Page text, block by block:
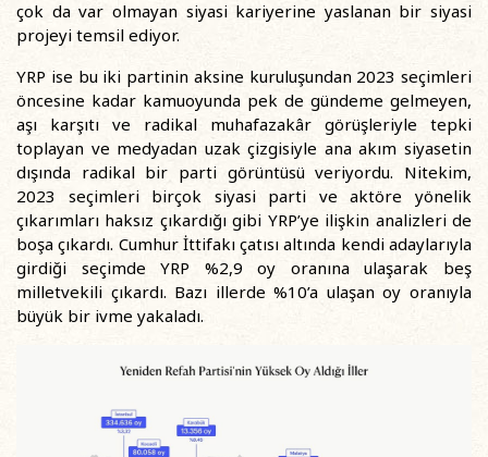
çok da var olmayan siyasi kariyerine yaslanan bir siyasi
projeyi temsil ediyor.
YRP ise bu iki partinin aksine kuruluşundan 2023 seçimleri
öncesine kadar kamuoyunda pek de gündeme gelmeyen,
aşı karşıtı ve radikal muhafazakâr görüşleriyle tepki
toplayan ve medyadan uzak çizgisiyle ana akım siyasetin
dışında radikal bir parti görüntüsü veriyordu. Nitekim,
2023 seçimleri birçok siyasi parti ve aktöre yönelik
çıkarımları haksız çıkardığı gibi YRP’ye ilişkin analizleri de
boşa çıkardı. Cumhur İttifakı çatısı altında kendi adaylarıyla
girdiği seçimde YRP %2,9 oy oranına ulaşarak beş
milletvekili çıkardı. Bazı illerde %10’a ulaşan oy oranıyla
büyük bir ivme yakaladı.